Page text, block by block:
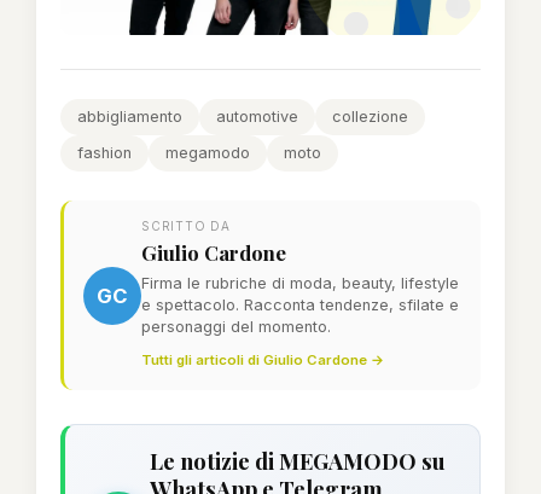
abbigliamento automotive
collezione
fashion
megamodo moto
GC
SCRITTO DA
Giulio Cardone
Firma le rubriche di moda, beauty, lifestyle
e spettacolo. Racconta tendenze, sfilate e
personaggi del momento.
Tutti gli articoli di Giulio Cardone →
Le notizie di MEGAMODO su